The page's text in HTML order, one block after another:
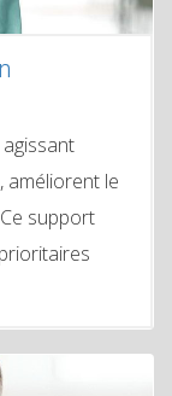
améliorent le
support